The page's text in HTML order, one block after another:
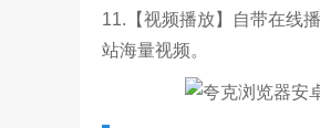
11.【视频播放】自带在线
站海量视频。